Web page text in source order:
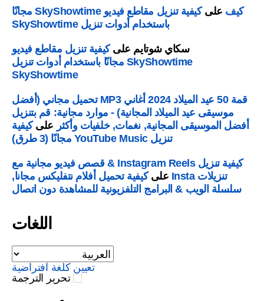
على
كيفية تنزيل مقاطع فيديو SkyShowtime مجانًا
باستخدام أدوات تنزيل SkyShowtime
سكاي شوتايمعلى كيفية تنزيل مقاطع فيديو
SkyShowtime مجانًا باستخدام أدوات تنزيل
SkyShowtime
قمة 50 عيد الميلاد 2024 أغاني MP3 تحميل مجاني (أفضل
موسيقى عيد الميلاد المجانية) - موارد مجانية: قم بتنزيل
الموسيقى المجانية, نغمات, خلفيات وأكثر على كيفية
تنزيل YouTube Music مجانًا (3 طرق)
كيفية تنزيل Instagram Reels & قصص فيديو مجانية مع
تنزيلات Insta
على كيفية تحميل أفلام نتفليكس مجانا,
الويب & البرامج التلفزيونية للمشاهدة دون اتصال
اللغات
تعيين كلغة افتراضية
تحرير الترجمة